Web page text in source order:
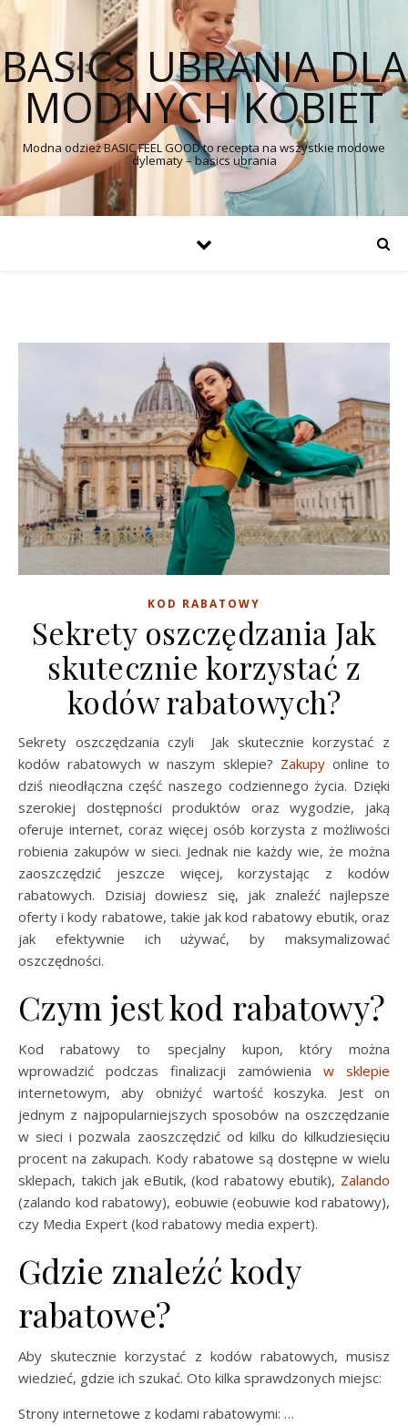
BASICS UBRANIA DLA
MODNYCH KOBIET
Modna odzież BASIC FEEL GOOD to recepta na wszystkie modowe
dylematy – basics ubrania
KOD RABATOWY
Sekrety oszczędzania Jak
skutecznie korzystać z
kodów rabatowych?
Sekrety oszczędzania czyli Jak skutecznie korzystać z
kodów rabatowych w naszym sklepie? Zakupyonline to
dziś nieodłączna część naszego codziennego życia. Dzięki
szerokiej dostępności produktów oraz wygodzie, jaką
oferuje internet, coraz więcej osób korzysta z możliwości
robienia zakupów w sieci. Jednak nie każdy wie, że można
zaoszczędzić jeszcze więcej, korzystając z kodów
rabatowych. Dzisiaj dowiesz się, jak znaleźć najlepsze
oferty i kody rabatowe, takie jak kod rabatowy ebutik, oraz
jak efektywnie ich używać, by maksymalizować
oszczędności.
Czym jest kod rabatowy?
Kod rabatowy to specjalny kupon, który można
wprowadzić podczas finalizacji zamówienia w sklepie
internetowym, aby obniżyć wartość koszyka. Jest on
jednym z najpopularniejszych sposobów na oszczędzanie
w sieci i pozwala zaoszczędzić od kilku do kilkudziesięciu
procent na zakupach. Kody rabatowe są dostępne w wielu
sklepach, takich jak eButik, (kod rabatowy ebutik), Zalando
(zalando kod rabatowy), eobuwie (eobuwie kod rabatowy),
czy Media Expert (kod rabatowy media expert).
Gdzie znaleźć kody
rabatowe?
Aby skutecznie korzystać z kodów rabatowych, musisz
wiedzieć, gdzie ich szukać. Oto kilka sprawdzonych miejsc:
Strony internetowe z kodami rabatowymi: …